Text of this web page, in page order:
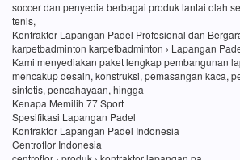
soccer dan penyedia berbagai produk lantai olah
tenis,
Kontraktor Lapangan Padel Profesional dan
karpetbadminton karpetbadminton › Lapangan
Kami menyediakan paket lengkap pembangunan
mencakup desain, konstruksi, pemasangan kaca,
sintetis, pencahayaan, hingga
Kenapa Memilih 77 Sport
Spesifikasi Lapangan Padel
Kontraktor Lapangan Padel Indonesia
Centroflor Indonesia